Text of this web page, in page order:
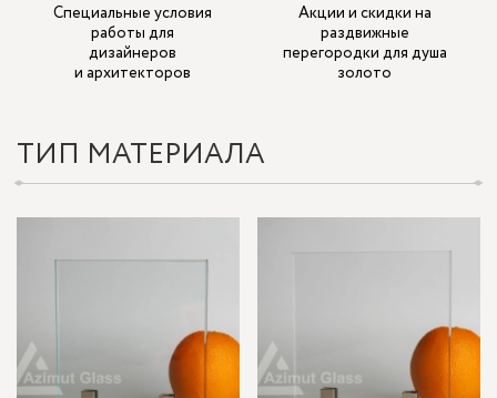
Специальные условия
работы для
дизайнеров
и архитекторов
Акции и скидки на
раздвижные
перегородки для душа
золото
ТИП МАТЕРИАЛА